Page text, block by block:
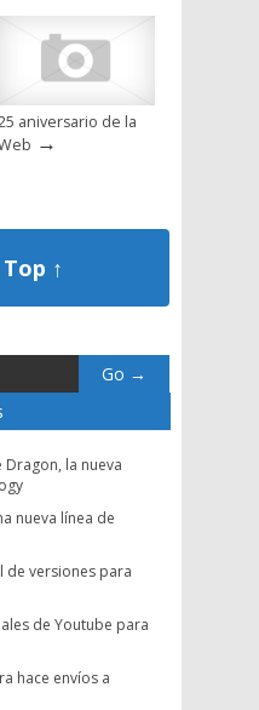
aniversario de la
→
↑
Dragon, la nueva
nueva línea de
de versiones para
de Youtube para
hace envíos a